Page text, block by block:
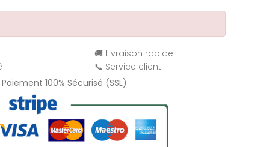
🚚 Livraison rapide
📞 Service client
Paiement 100% Sécurisé (SSL)